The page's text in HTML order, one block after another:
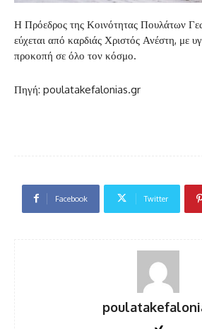
Η Πρόεδρος της Κοινότητας Πουλάτων
εύχεται από καρδιάς Χριστός Ανέστη, με
προκοπή σε όλο τον κόσμο.
Πηγή: poulatakefalonias.gr
Facebook Twitter